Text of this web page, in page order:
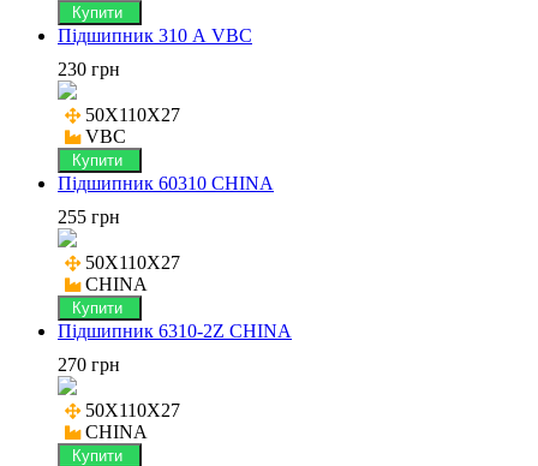
Купити
Підшипник 310 А VBC
230 грн
50X110X27
VBC
Купити
Підшипник 60310 CHINA
255 грн
50X110X27
CHINA
Купити
Підшипник 6310-2Z CHINA
270 грн
50X110X27
CHINA
Купити